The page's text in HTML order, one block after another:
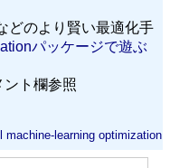
どのより賢い最適化手
パッケージで遊ぶ
ト欄参照
machine-learning optimization